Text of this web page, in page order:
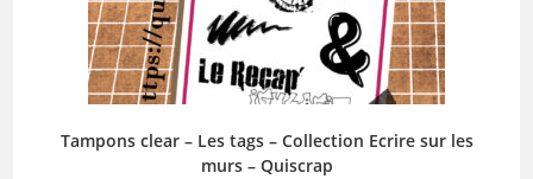
Tampons clear – Les tags – Collection Ecrire sur les
murs – Quiscrap